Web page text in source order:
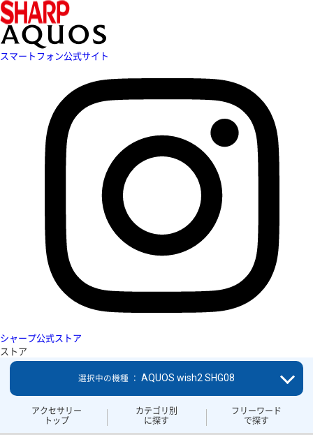
スマートフォン公式サイト
シャープ公式ストア
ストア
アクセサリー
トップ
カテゴリ別
に探す
フリーワード
で探す
選択中の機種 ： AQUOS wish2 SHG08